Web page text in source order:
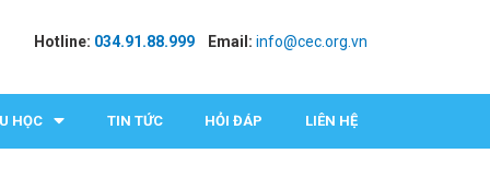
Hotline: 034.91.88.999 Email: info@cec.org.vn
HỌC TIN TỨC HỎI ĐÁP LIÊN HỆ